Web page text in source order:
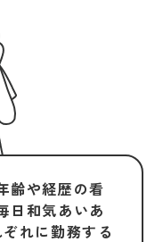
齢や経歴の看
日和気あいあ
れに勤務する